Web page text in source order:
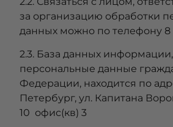
за организацию обработки
данных можно по телефону 8
2.3. База данных
персональные данные
Федерации, находится по
Петербург, ул. Капитана
10 офис(кв) 3